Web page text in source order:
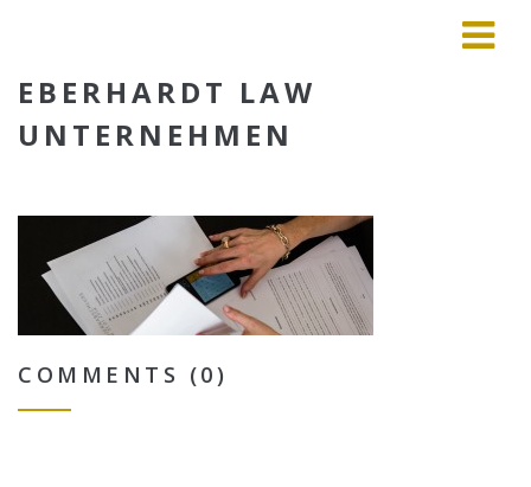
EBERHARDT LAW
UNTERNEHMEN
COMMENTS (0)